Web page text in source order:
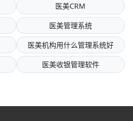
医美CRM
医美管理系统
医美机构用什么管理系统好
医美收银管理软件